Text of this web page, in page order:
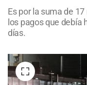
Es por la suma de
los pagos que debía
días.